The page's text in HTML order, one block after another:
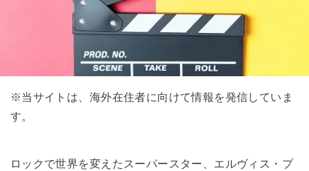
※当サイトは、海外在住者に向けて情報を発信していま
す。
ロックで世界を変えたスーパースター、エルヴィス・プ